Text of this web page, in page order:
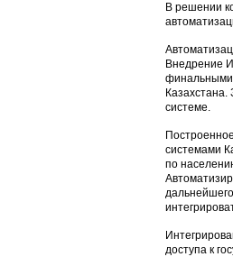
В решении
Внедрение
финальными
системе.
системами
по
доступа к